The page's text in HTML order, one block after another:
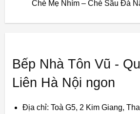
Chè Mẹ Nhím – Chè Sầu Đà
Bếp Nhà Tôn Vũ -
Liên Hà Nội ngon
Địa chỉ: Toà G5, 2 Kim Giang,